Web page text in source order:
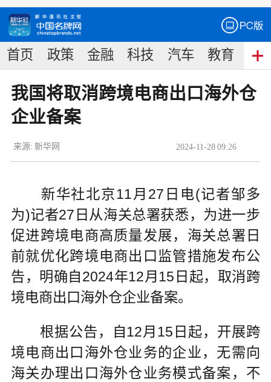
首页 政策 金融 科技 汽车 教育 食
我国将取消跨境电商出口海外仓
企业备案
2024-11-28 09:26
来源: 新华网
新华社北京11月27日电(记者邹多
为)记者27日从海关总署获悉，为进一步
促进跨境电商高质量发展，海关总署日
前就优化跨境电商出口监管措施发布公
告，明确自2024年12月15日起，取消跨
境电商出口海外仓企业备案。
根据公告，自12月15日起，开展跨
境电商出口海外仓业务的企业，无需向
海关办理出口海外仓业务模式备案，不